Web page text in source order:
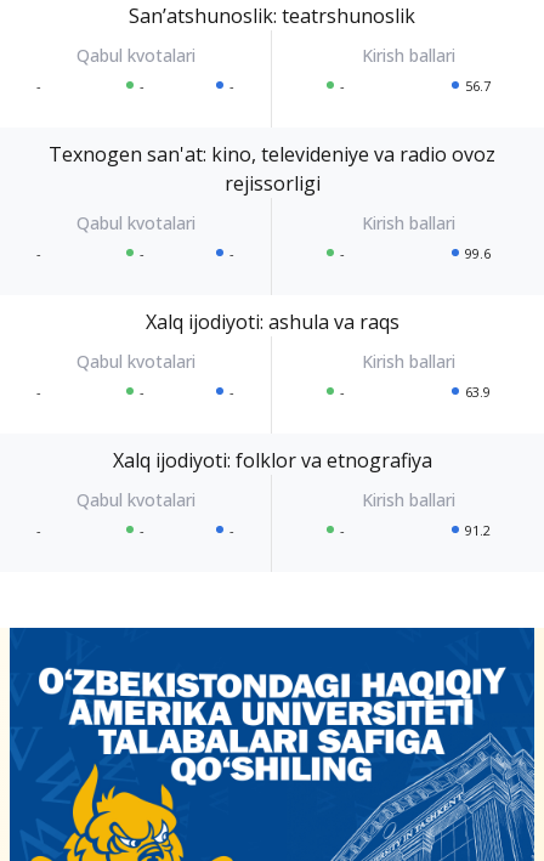
Sanʼatshunoslik: teatrshunoslik
- - - - 56.7
Texnogen san'at: kino, televideniye va radio ovoz
rejissorligi
- - - - 99.6
Xalq ijodiyoti: ashula va raqs
- - - - 63.9
Xalq ijodiyoti: folklor va etnografiya
- - - - 91.2